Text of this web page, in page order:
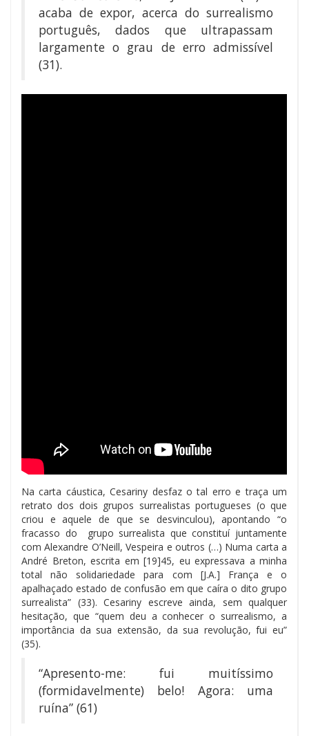
acaba de expor, acerca do surrealismo
português, dados que ultrapassam
largamente o grau de erro admissível
(31).
Na carta cáustica, Cesariny desfaz o tal erro e traça um
retrato dos dois grupos surrealistas portugueses (o que
criou e aquele de que se desvinculou), apontando “o
fracasso do grupo surrealista que constituí juntamente
com Alexandre O’Neill, Vespeira e outros (…) Numa carta a
André Breton, escrita em [19]45, eu expressava a minha
total não solidariedade para com [J.A.] França e o
apalhaçado estado de confusão em que caíra o dito grupo
surrealista” (33). Cesariny escreve ainda, sem qualquer
hesitação, que “quem deu a conhecer o surrealismo, a
importância da sua extensão, da sua revolução, fui eu”
(35).
“Apresento-me: fui muitíssimo
(formidavelmente) belo! Agora: uma
ruína” (61)